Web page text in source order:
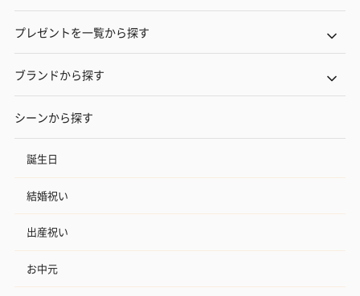
プレゼントを一覧から探す
ブランドから探す
シーンから探す
誕生日
結婚祝い
出産祝い
お中元